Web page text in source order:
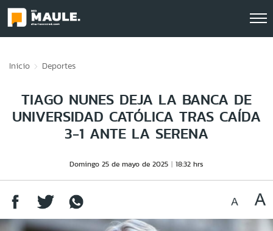
Inicio Deportes
TIAGO NUNES DEJA LA BANCA DE
UNIVERSIDAD CATÓLICA TRAS CAÍDA
3-1 ANTE LA SERENA
Domingo 25 de mayo de 2025 18:32 hrs